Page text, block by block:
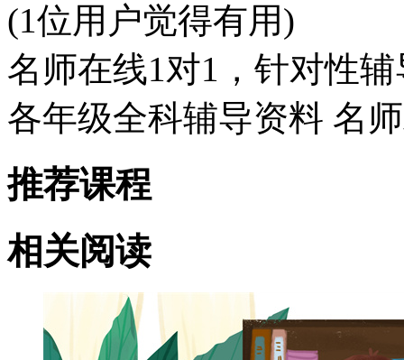
(1位用户觉得有用)
名师在线1对1，针对性
各年级全科辅导资料 名
推荐课程
相关阅读